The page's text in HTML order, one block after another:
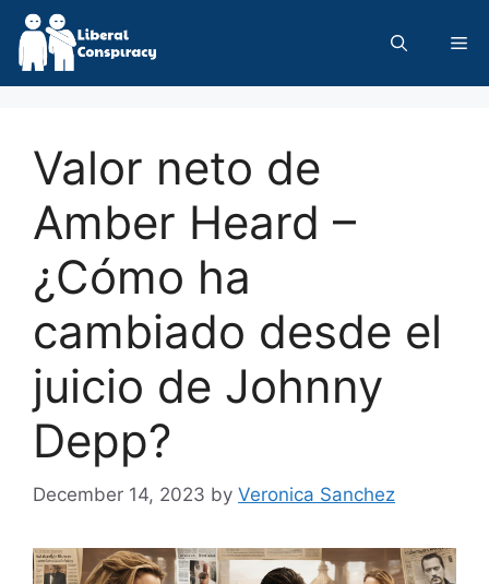
Skip
content
Valor neto de
Amber Heard –
¿Cómo ha
cambiado desde el
juicio de Johnny
Depp?
December 14, 2023 by Veronica Sanchez